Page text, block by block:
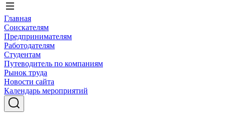
Главная
Соискателям
Предпринимателям
Работодателям
Студентам
Путеводитель по компаниям
Рынок труда
Новости сайта
Календарь мероприятий